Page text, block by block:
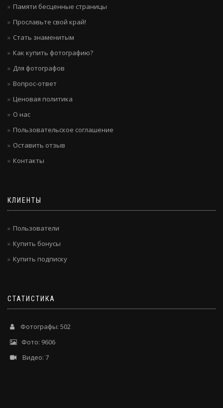
Памяти бесценные страницы
Прославьте свой край!
Стать знаменитым
Как купить фотографию?
Для фотографов
Вопрос-ответ
Ценовая политика
О нас
Пользовательское соглашение
Оставить отзыв
Контакты
КЛИЕНТЫ
Пользователи
Купить бонусы
Купить подписку
СТАТИСТИКА
Фотографы: 502
Фото: 9606
Видео: 7